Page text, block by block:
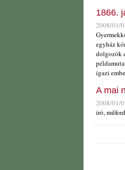
1866.
2008/01/
egyház
dolgozók
igazi
A mai
2008/01/
író,